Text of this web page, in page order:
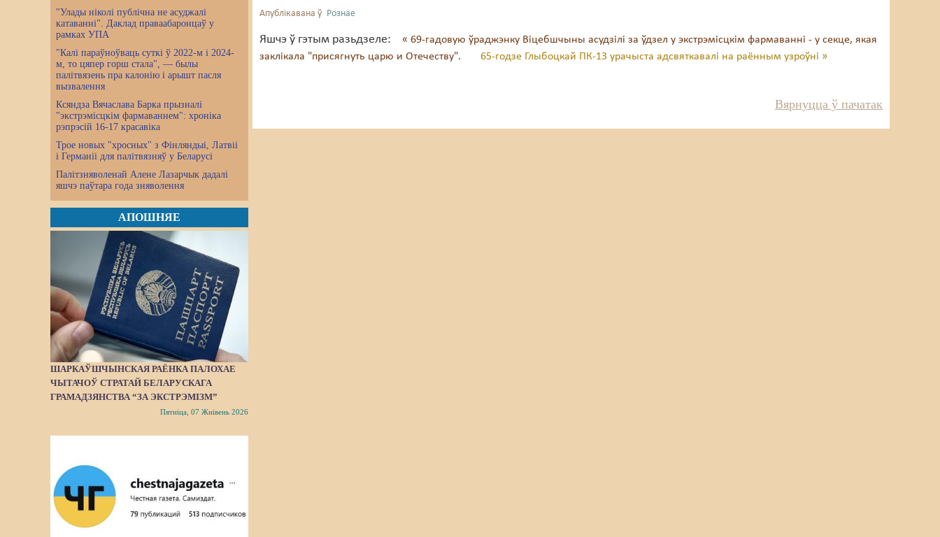
"Улады ніколі публічна не асуджалі
катаванні". Даклад праваабаронцаў у
рамках УПА
"Калі параўноўваць суткі ў 2022-м і 2024-
м, то цяпер горш стала", — былы
палітвязень пра калонію і арышт пасля
вызвалення
Ксяндза Вячаслава Барка прызналі
"экстрэмісцкім фармаваннем": хроніка
рэпрэсій 16-17 красавіка
Трое новых "хросных" з Фінляндыі, Латвіі
і Германіі для палітвязняў у Беларусі
Палітзняволенай Алене Лазарчык дадалі
яшчэ паўтара года зняволення
АПОШНЯЕ
ШАРКАЎШЧЫНСКАЯ РАЁНКА ПАЛОХАЕ
ЧЫТАЧОЎ СТРАТАЙ БЕЛАРУСКАГА
ГРАМАДЗЯНСТВА “ЗА ЭКСТРЭМІЗМ”
Пятніца, 07 Жнівень 2026
Апублікавана ў Рознае
Яшчэ ў гэтым разьдзеле:
« 69-гадовую ўраджэнку Віцебшчыны асудзілі за ўдзел у экстрэмісцкім фармаванні - у секце, якая
заклікала "присягнуть царю и Отечеству".
65-годзе Глыбоцкай ПК-13 урачыста адсвяткавалі на раённым узроўні »
Вярнуцца ў пачатак